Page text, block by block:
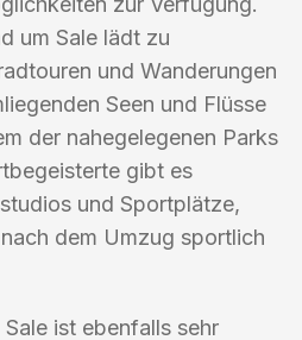
um Sale lädt zu
und Wanderungen
Seen und Flüsse
der nahegelegenen Parks
gibt es
und Sportplätze,
dem Umzug sportlich
ist ebenfalls sehr